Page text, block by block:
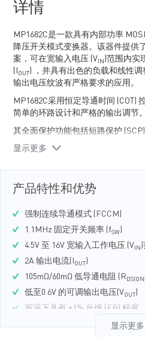
详情
MP1682C是一款具有内部功率
降压开关模式变换器。该器件提供
案，可在宽输入电压 (V IN )范围内实
OUT) ，并具有出色的负载和线性
输出电压纹波有严格要求的应用。
MP1682C采用恒定导通时间 (COT)
简单的环路设计和严格的输出调节。
其全面保护功能包括短路保护
护 (UVP) 和过温关断保护。
显示更多
产品特性和优势
强制连续导通模式 (FCCM)
1.1MHz 固定开关频率 (fSW)
4.5V 至 16V 宽输入工作电压 (V IN )
2A 输出电流(I
OUT)
105mΩ/60mΩ 低导通电阻 (R DS(ON)
低至0.6V 的可调输出电压(V OUT)
室温下具有 ±1% 反馈 (FB) 精度
全温范围内具有 ±1.5% FB 精度
显示更多